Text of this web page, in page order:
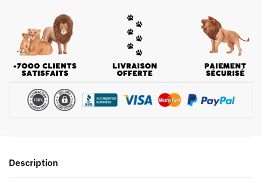
Description